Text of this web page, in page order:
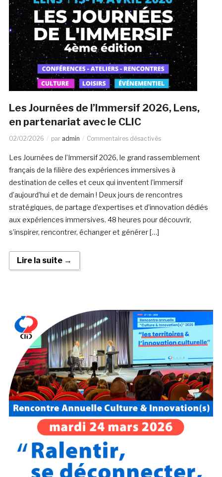
Les Journées de l’Immersif 2026, Lens,
en partenariat avec le CLIC
02/02/2026 par admin Commentaires désactivés
Les Journées de l’Immersif 2026, le grand rassemblement
français de la filière des expériences immersives à
destination de celles et ceux qui inventent l’immersif
d’aujourd’hui et de demain ! Deux jours de rencontres
stratégiques, de partage d’expertises et d’innovation dédiés
aux expériences immersives. 48 heures pour découvrir,
s’inspirer, rencontrer, échanger et générer […]
Lire la suite →